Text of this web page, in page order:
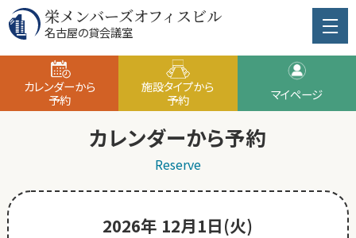
栄メンバーズオフィスビル
名古屋の貸会議室
カレンダーから
予約
施設タイプから
予約
マイページ
カレンダーから予約
Reserve
2026年 12月1日(火)